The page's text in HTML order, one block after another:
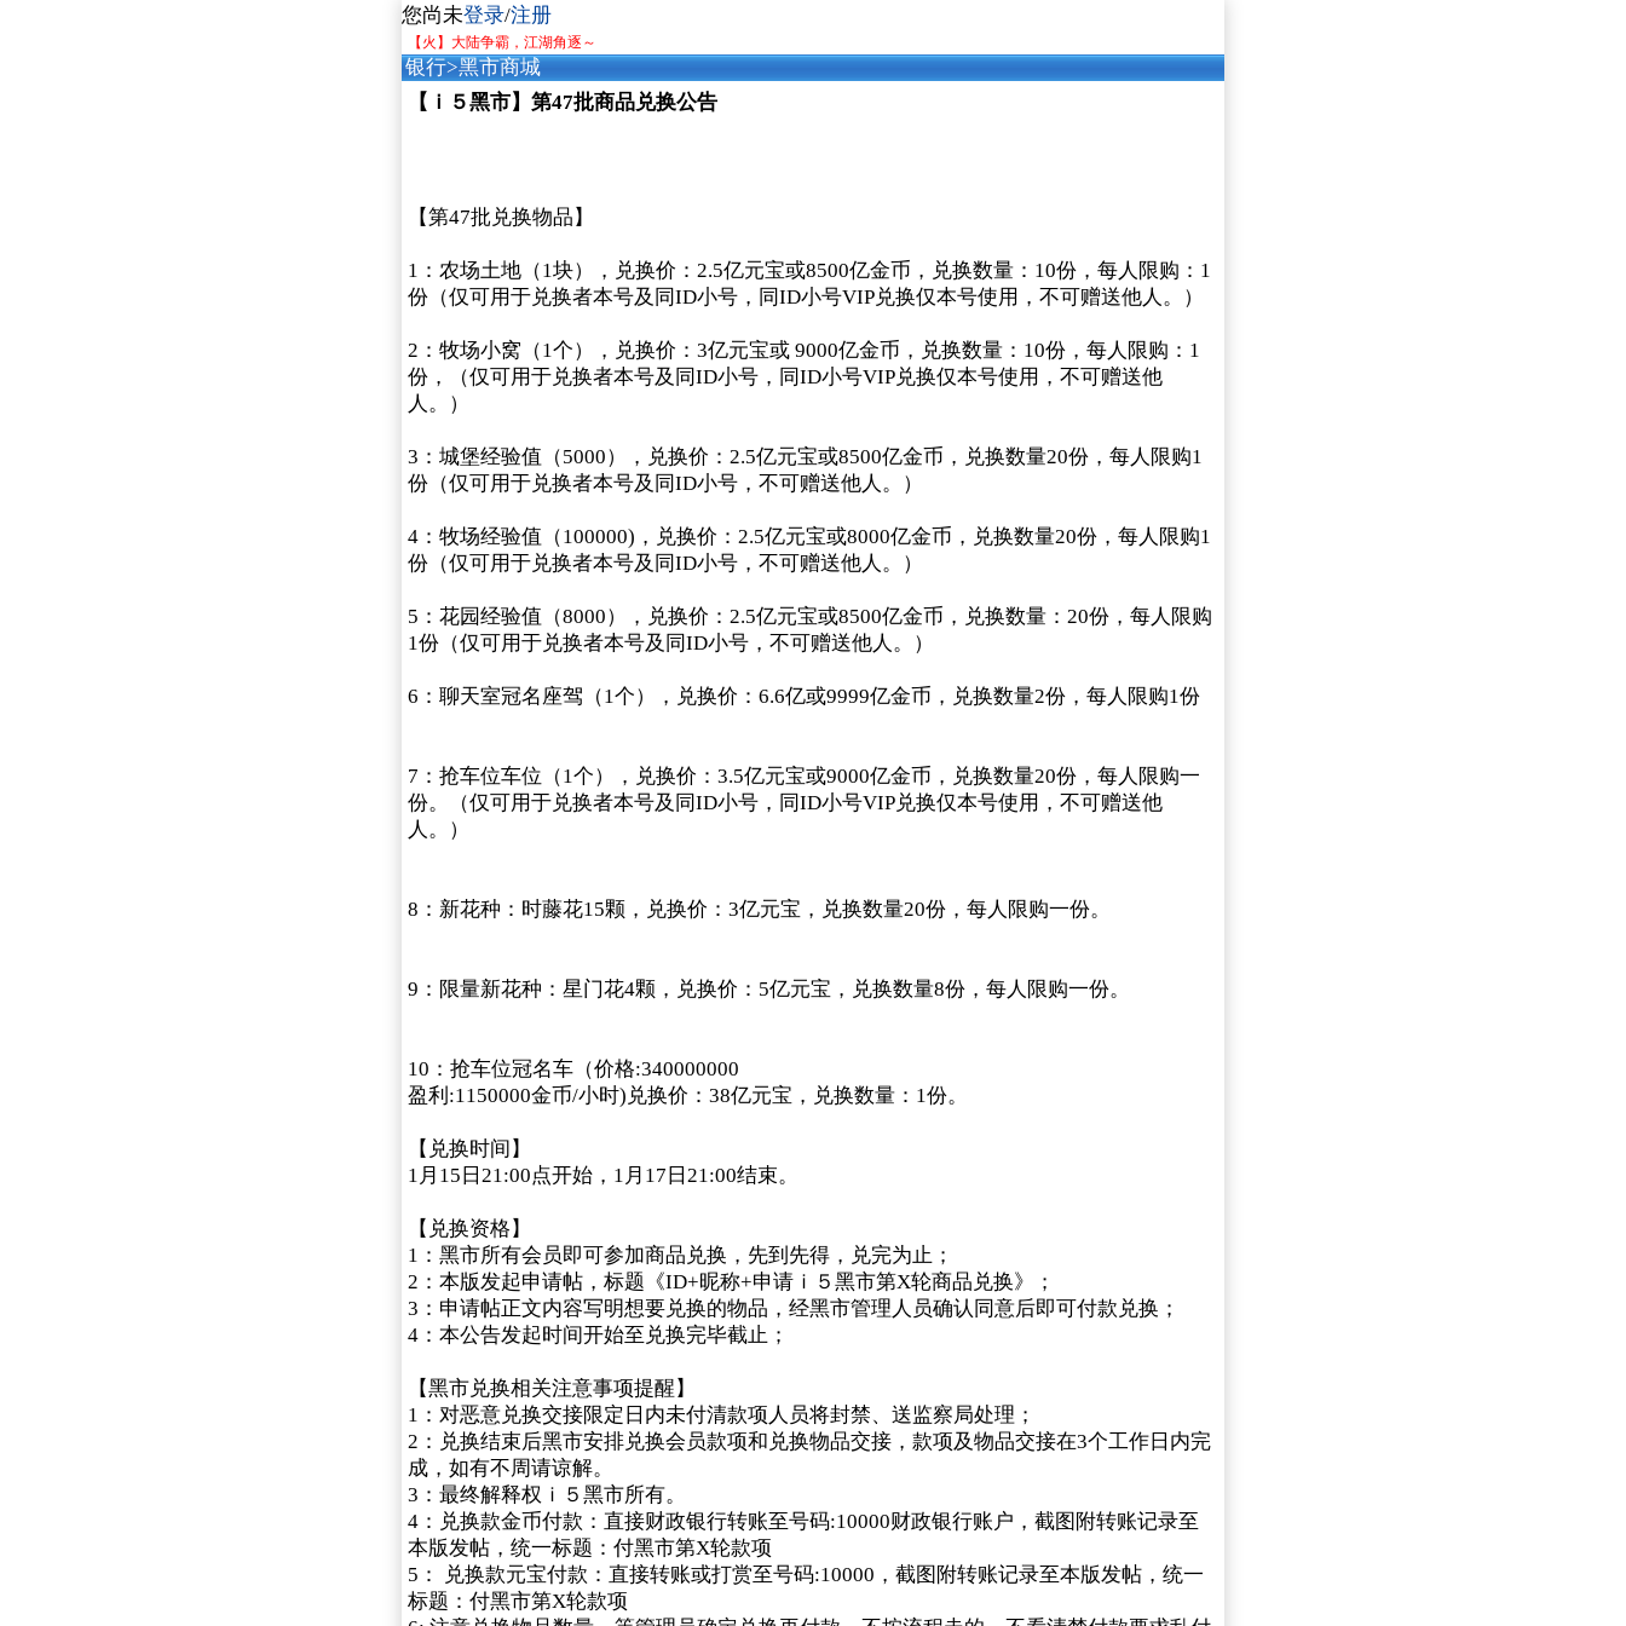
您尚未登录/注册
【火】大陆争霸，江湖角逐～
银行>黑市商城
【ｉ５黑市】第47批商品兑换公告
【第47批兑换物品】
1：农场土地（1块），兑换价：2.5亿元宝或8500亿金币，兑换数量：10份，每人限购：1
份（仅可用于兑换者本号及同ID小号，同ID小号VIP兑换仅本号使用，不可赠送他人。）
2：牧场小窝（1个），兑换价：3亿元宝或 9000亿金币，兑换数量：10份，每人限购：1
份，（仅可用于兑换者本号及同ID小号，同ID小号VIP兑换仅本号使用，不可赠送他
人。）
3：城堡经验值（5000），兑换价：2.5亿元宝或8500亿金币，兑换数量20份，每人限购1
份（仅可用于兑换者本号及同ID小号，不可赠送他人。）
4：牧场经验值（100000)，兑换价：2.5亿元宝或8000亿金币，兑换数量20份，每人限购1
份（仅可用于兑换者本号及同ID小号，不可赠送他人。）
5：花园经验值（8000），兑换价：2.5亿元宝或8500亿金币，兑换数量：20份，每人限购
1份（仅可用于兑换者本号及同ID小号，不可赠送他人。）
6：聊天室冠名座驾（1个），兑换价：6.6亿或9999亿金币，兑换数量2份，每人限购1份
7：抢车位车位（1个），兑换价：3.5亿元宝或9000亿金币，兑换数量20份，每人限购一
份。（仅可用于兑换者本号及同ID小号，同ID小号VIP兑换仅本号使用，不可赠送他
人。）
8：新花种：时藤花15颗，兑换价：3亿元宝，兑换数量20份，每人限购一份。
9：限量新花种：星门花4颗，兑换价：5亿元宝，兑换数量8份，每人限购一份。
10：抢车位冠名车（价格:340000000
盈利:1150000金币/小时)兑换价：38亿元宝，兑换数量：1份。
【兑换时间】
1月15日21:00点开始，1月17日21:00结束。
【兑换资格】
1：黑市所有会员即可参加商品兑换，先到先得，兑完为止；
2：本版发起申请帖，标题《ID+昵称+申请ｉ５黑市第X轮商品兑换》；
3：申请帖正文内容写明想要兑换的物品，经黑市管理人员确认同意后即可付款兑换；
4：本公告发起时间开始至兑换完毕截止；
【黑市兑换相关注意事项提醒】
1：对恶意兑换交接限定日内未付清款项人员将封禁、送监察局处理；
2：兑换结束后黑市安排兑换会员款项和兑换物品交接，款项及物品交接在3个工作日内完
成，如有不周请谅解。
3：最终解释权ｉ５黑市所有。
4：兑换款金币付款：直接财政银行转账至号码:10000财政银行账户，截图附转账记录至
本版发帖，统一标题：付黑市第X轮款项
5： 兑换款元宝付款：直接转账或打赏至号码:10000，截图附转账记录至本版发帖，统一
标题：付黑市第X轮款项